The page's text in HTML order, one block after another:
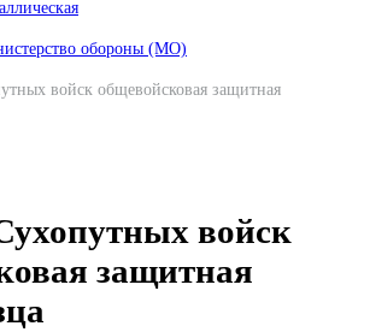
обороны (МО)
войск общевойсковая защитная
войск
защитная